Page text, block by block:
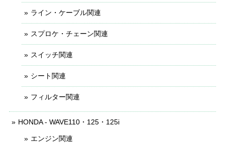
ライン・ケーブル関連
スプロケ・チェーン関連
スイッチ関連
シート関連
フィルター関連
HONDA - WAVE110・125・125i
エンジン関連